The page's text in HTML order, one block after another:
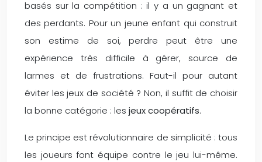
basés sur la compétition : il y a un gagnant et
des perdants. Pour un jeune enfant qui construit
son estime de soi, perdre peut être une
expérience très difficile à gérer, source de
larmes et de frustrations. Faut-il pour autant
éviter les jeux de société ? Non, il suffit de choisir
la bonne catégorie : les jeux coopératifs.
Le principe est révolutionnaire de simplicité : tous
les joueurs font équipe contre le jeu lui-même.